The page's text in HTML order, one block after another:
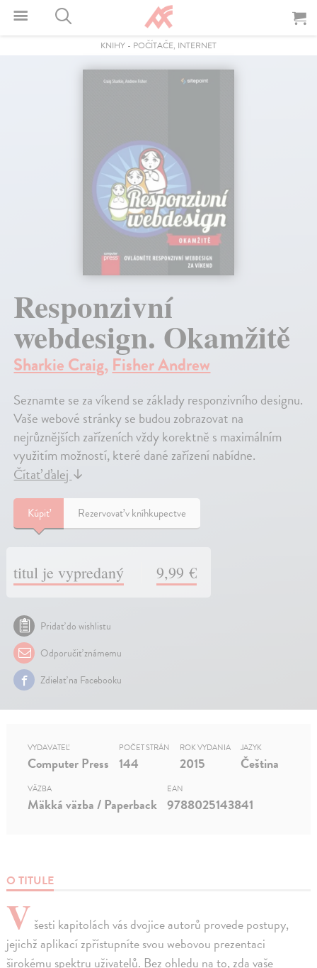
KNIHY - POČÍTAČE, INTERNET
Responzivní
webdesign. Okamžitě
Sharkie Craig,Fisher Andrew
Seznamte se za víkend se základy responzivního designu.
Vaše webové stránky se budou zobrazovat na
nejrůznějších zařízeních vždy korektně s maximálním
využitím možností, které dané zařízení nabídne.
Čítať ďalej ↓
Kúpiť Rezervovať v kníhkupectve
titul je vypredaný 9,99 €
Pridať do wishlistu
Odporučiť známemu
Zdielať na Facebooku
O TITULE
V šesti kapitolách vás dvojice autorů provede postupy,
jejichž aplikací zpřístupníte svou webovou prezentaci
širokému spektru uživatelů. Bez ohledu na to, zda vaše
VYDAVATEĽ
Computer Press
POČET STRÁN
144
ROK VYDANIA
2015
JAZYK
Čeština
VÄZBA
Mäkká väzba / Paperback
EAN
9788025143841